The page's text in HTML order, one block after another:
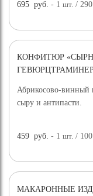
695 руб. - 1шт. /
КОНФИТЮР
ГЕВЮРЦТРАМИНЕР
Абрикосово-винный
сыру и антипасти.
459 руб. - 1шт. /
МАКАРОННЫЕ